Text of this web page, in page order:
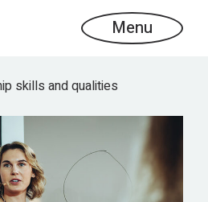
Menu
skills and qualities